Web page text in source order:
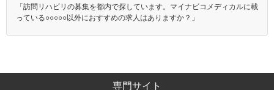
「訪問リハビリの募集を都内で探しています。マイナビコメディカルに載
っている○○○○○以外におすすめの求人はありますか？」
専門サイト